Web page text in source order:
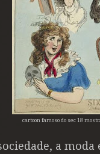
cartoon famoso do sec 18
a moda